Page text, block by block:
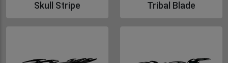
Skull Stripe Tribal Blade